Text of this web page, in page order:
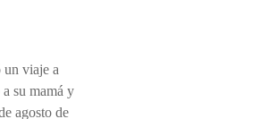
un viaje a
su mamá y
agosto de